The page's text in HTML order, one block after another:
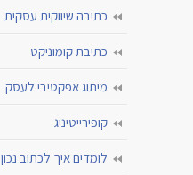
כתיבה שיווקית עסקית
כתיבת קומוניקט
מיתוג אפקטיבי לעסק
קופירייטיניג
לומדים איך לכתוב נכון